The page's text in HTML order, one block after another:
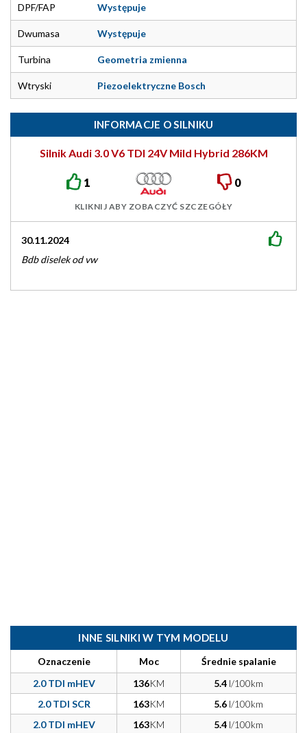
DPF/FAP Występuje
Dwumasa Występuje
Turbina Geometria zmienna
Wtryski Piezoelektryczne Bosch
INFORMACJE O SILNIKU
Silnik Audi 3.0 V6 TDI 24V Mild Hybrid 286KM
EA897evo3
1
0
KLIKNIJ ABY ZOBACZYĆ SZCZEGÓŁY
30.11.2024
Bdb diselek od vw
INNE SILNIKI W TYM MODELU
Oznaczenie Moc
Średnie spalanie
2.0 TDI mHEV
136KM 5.4 l/100km
2.0 TDI SCR
163KM 5.6 l/100km
2.0 TDI mHEV
163KM 5.4 l/100km